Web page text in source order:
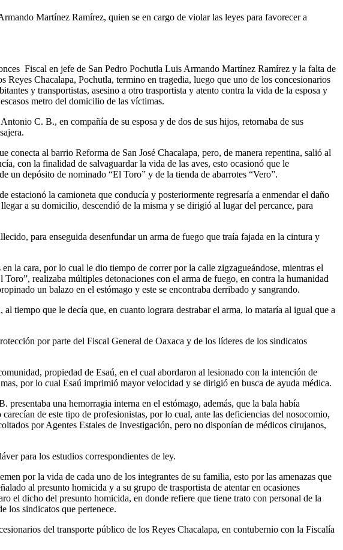
Martínez Ramírez, quien se en cargo de violar las leyes para favorecer a
Fiscal en jefe de San Pedro Pochutla Luis Armando Martínez Ramírez y la falta de
Chacalapa, Pochutla, termino en tragedia, luego que uno de los concesionarios
y transportistas, asesino a otro trasportista y atento contra la vida de la esposa y
metro del domicilio de las víctimas.
C. B., en compañía de su esposa y de dos de sus hijos, retornaba de sus
al barrio Reforma de San José Chacalapa, pero, de manera repentina, salió al
con la finalidad de salvaguardar la vida de las aves, esto ocasionó que le
un depósito de nominado “El Toro” y de la tienda de abarrotes “Vero”.
la camioneta que conducía y posteriormente regresaría a enmendar el daño
a su domicilio, descendió de la misma y se dirigió al lugar del percance, para
para enseguida desenfundar un arma de fuego que traía fajada en la cintura y
la cara, por lo cual le dio tiempo de correr por la calle zigzagueándose, mientras el
realizaba múltiples detonaciones con el arma de fuego, en contra la humanidad
un balazo en el estómago y este se encontraba derribado y sangrando.
tiempo que le decía que, en cuanto lograra destrabar el arma, lo mataría al igual que a
por parte del Fiscal General de Oaxaca y de los líderes de los sindicatos
propiedad de Esaú, en el cual abordaron al lesionado con la intención de
por lo cual Esaú imprimió mayor velocidad y se dirigió en busca de ayuda médica.
una hemorragia interna en el estómago, además, que la bala había
de este tipo de profesionistas, por lo cual, ante las deficiencias del nosocomio,
por Agentes Estales de Investigación, pero no disponían de médicos cirujanos,
para los estudios correspondientes de ley.
por la vida de cada uno de los integrantes de su familia, esto por las amenazas que
al presunto homicida y a su grupo de trasportista de atentar en ocasiones
el dicho del presunto homicida, en donde refiere que tiene trato con personal de la
los sindicatos que pertenece.
del transporte público de los Reyes Chacalapa, en contubernio con la Fiscalía